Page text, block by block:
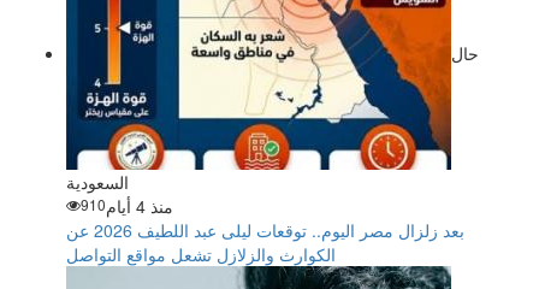
حال
السعودية
منذ 4 أيام
910
بعد زلزال مصر اليوم.. توقعات ليلى عبد اللطيف 2026 عن
الكوارث والزلازل تشعل مواقع التواصل